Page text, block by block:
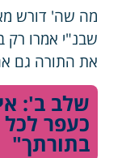
מה שה' דורש
שבנ"י אמרו רק
את התורה גם
שלב ב':
כעפר
בתורתך"